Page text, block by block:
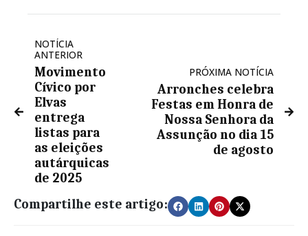
NOTÍCIA
ANTERIOR
Movimento
Cívico por
Elvas
entrega
listas para
as eleições
autárquicas
de 2025
PRÓXIMA NOTÍCIA
Arronches celebra
Festas em Honra de
Nossa Senhora da
Assunção no dia 15
de agosto
Compartilhe este artigo: